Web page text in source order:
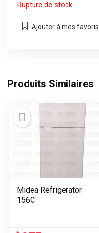
Rupture de stock
Ajouter à mes favoris
Produits Similaires
Midea Refrigerator
156C